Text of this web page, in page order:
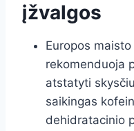
įžvalgos
Europos
rekomenduoja
atstatyti
saikingas
dehidratacinio